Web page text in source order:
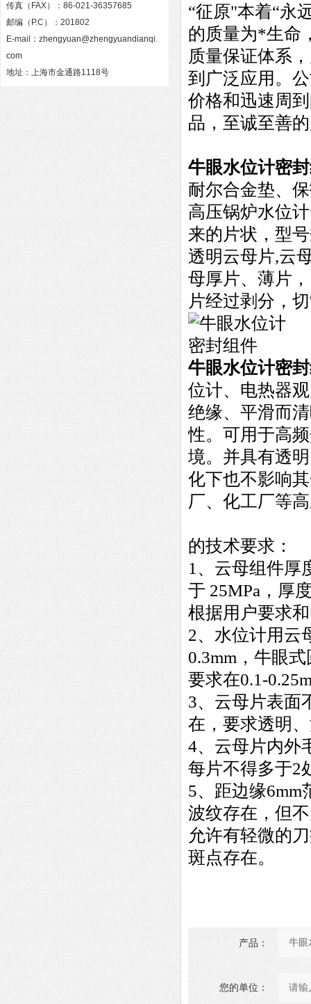
传真（FAX）：86-021-36357685
邮编（P.C）：201802
E-mail： zhengyuan@zhengyuandianqi.
com
地址：上海市金通路1118号
“征原"本着“永
的质量为*生命
质量保证体系
到广泛应用。
价格和迅速周
品，至诚至善
牛眼水位计密
耐尔合金垫、
高压锅炉水位
来的片状，型
透明云母片,云
母厚片、薄片
片经过剥分，
牛眼水位计密
位计、电热器
绝缘、平滑而
性。可用于高
境。并具有透
化下也不影响
厂、化工厂等
的技术要求：
1、云母组件厚
于 25MPa，厚
根据用户要求
2、水位计用云
0.3mm，牛眼
要求在0.1-
3、云母片表面
在，要求透明
4、云母片内外
每片不得多于2
5、距边缘
波纹存在，但
允许有轻微的
斑点存在。
产品：
您的单位：